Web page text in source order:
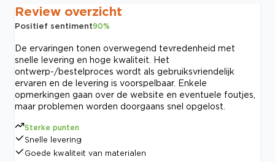
Review overzicht
Positief sentiment90%
De ervaringen tonen overwegend tevredenheid met
snelle levering en hoge kwaliteit. Het
ontwerp-/bestelproces wordt als gebruiksvriendelijk
ervaren en de levering is voorspelbaar. Enkele
opmerkingen gaan over de website en eventuele foutjes,
maar problemen worden doorgaans snel opgelost.
Sterke punten
Snelle levering
Goede kwaliteit van materialen